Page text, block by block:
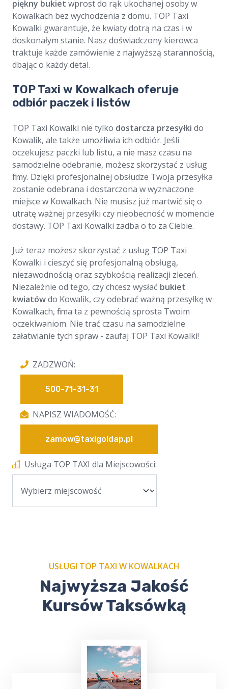
piękny bukiet wprost do rąk ukochanej osoby w
Kowalkach bez wychodzenia z domu. TOP Taxi
Kowalki gwarantuje, że kwiaty dotrą na czas i w
doskonałym stanie. Nasz doświadczony kierowca
traktuje każde zamówienie z najwyższą starannością,
dbając o każdy detal.
TOP Taxi w Kowalkach oferuje
odbiór paczek i listów
TOP Taxi Kowalki nie tylko dostarcza przesyłki do
Kowalik, ale także umożliwia ich odbiór. Jeśli
oczekujesz paczki lub listu, a nie masz czasu na
samodzielne odebranie, możesz skorzystać z usług
firmy. Dzięki profesjonalnej obsłudze Twoja przesyłka
zostanie odebrana i dostarczona w wyznaczone
miejsce w Kowalkach. Nie musisz już martwić się o
utratę ważnej przesyłki czy nieobecność w momencie
dostawy. TOP Taxi Kowalki zadba o to za Ciebie.
Już teraz możesz skorzystać z usług TOP Taxi
Kowalki i cieszyć się profesjonalną obsługą,
niezawodnością oraz szybkością realizacji zleceń.
Niezależnie od tego, czy chcesz wysłać bukiet
kwiatówdo Kowalik, czy odebrać ważną przesyłkę w
Kowalkach, firma ta z pewnością sprosta Twoim
oczekiwaniom. Nie trać czasu na samodzielne
załatwianie tych spraw - zaufaj TOP Taxi Kowalki!
ZADZWOŃ:
500-71-31-31
NAPISZ WIADOMOŚĆ:
zamow@taxigoldap.pl
Usługa TOP TAXI dla Miejscowości:
USŁUGI TOP TAXI W KOWALKACH
Najwyższa Jakość
Kursów Taksówką